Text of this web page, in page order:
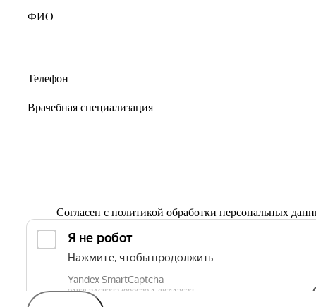
Согласен с политикой обработки персональных